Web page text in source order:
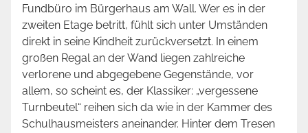
Fundbüro im Bürgerhaus am Wall. Wer es in der
zweiten Etage betritt, fühlt sich unter Umständen
direkt in seine Kindheit zurückversetzt. In einem
großen Regal an der Wand liegen zahlreiche
verlorene und abgegebene Gegenstände, vor
allem, so scheint es, der Klassiker: „vergessene
Turnbeutel“ reihen sich da wie in der Kammer des
Schulhausmeisters aneinander. Hinter dem Tresen